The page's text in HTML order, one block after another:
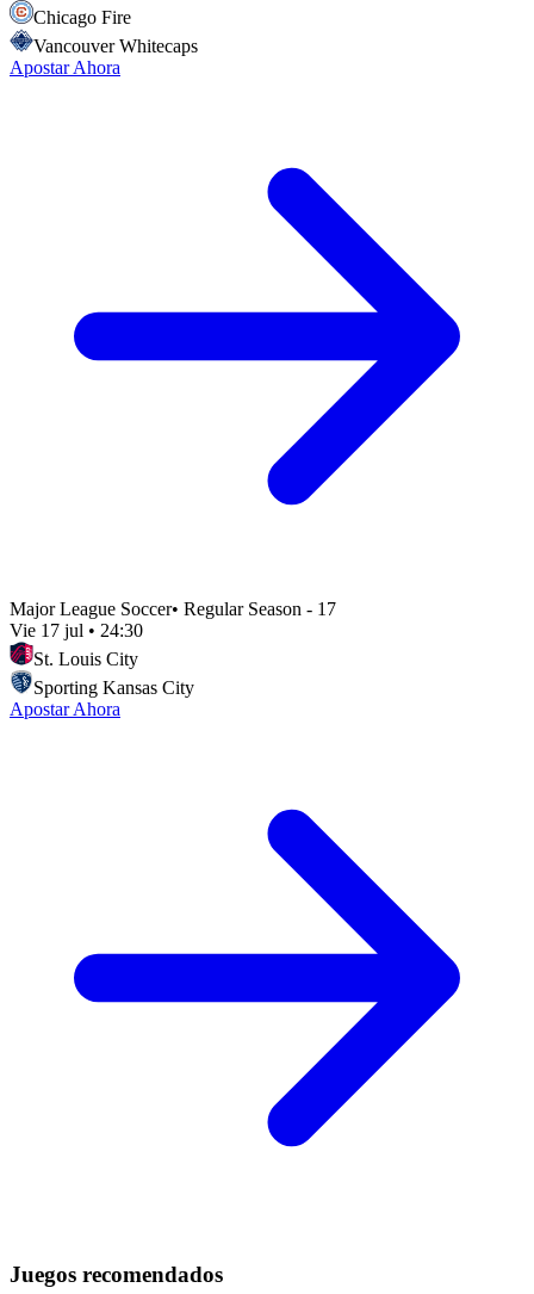
Chicago Fire
Vancouver Whitecaps
Apostar Ahora
Major League Soccer• Regular Season - 17
Vie 17 jul • 24:30
St. Louis City
Sporting Kansas City
Apostar Ahora
Juegos recomendados